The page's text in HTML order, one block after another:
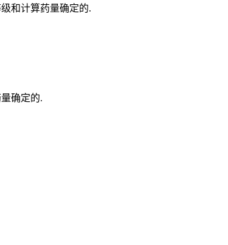
和计算药量确定的.
确定的.